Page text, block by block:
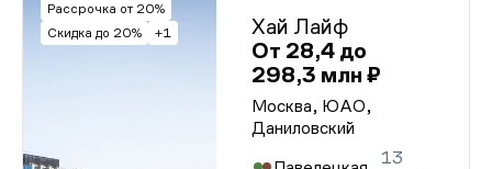
Рассрочка от 20%
Скидка до 20%
+1
Хай Лайф
От 28,4 до
298,3 млн ₽
Москва, ЮАО,
Даниловский
13